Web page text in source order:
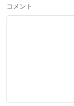
コメント